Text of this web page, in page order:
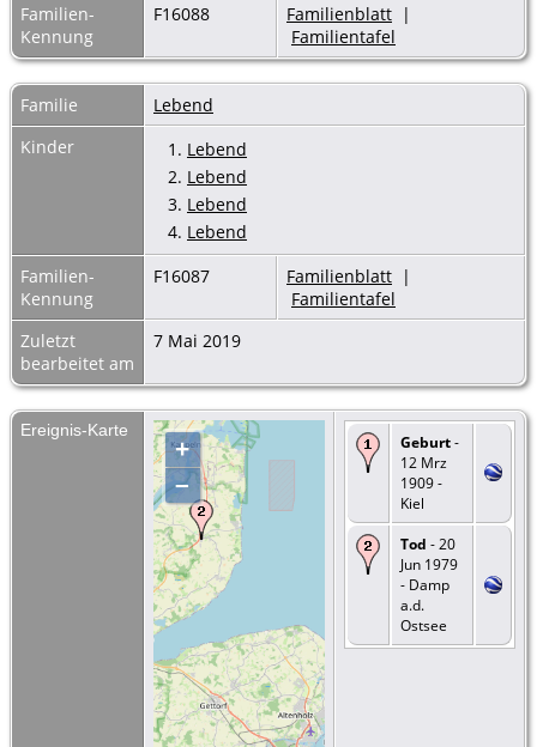
Familien-
Kennung
F16088 Familienblatt |
Familientafel
Familie
Lebend
Kinder
1. Lebend
2. Lebend
3. Lebend
4. Lebend
Familien-
Kennung
F16087 Familienblatt |
Familientafel
Zuletzt
bearbeitet am
7 Mai 2019
Ereignis-Karte
+
–
Geburt-
12 Mrz
1909 -
Kiel
Tod - 20
Jun 1979
- Damp
a.d.
Ostsee